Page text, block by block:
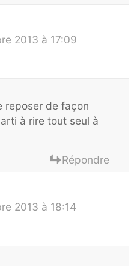
2013 à 17:09
reposer de façon
à rire tout seul à
Répondre
2013 à 18:14